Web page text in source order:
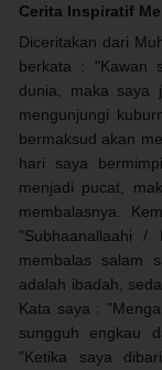
Cerita Inspiratif
Diceritakan dari
berkata : "Kawan
dunia, maka saya
mengunjungi
bermaksud akan
hari saya
menjadi pucat,
membalasnya.
"Subhaanallaahi
membalas salam
adalah ibadah,
Kata saya :
sungguh engkau
"Ketika saya